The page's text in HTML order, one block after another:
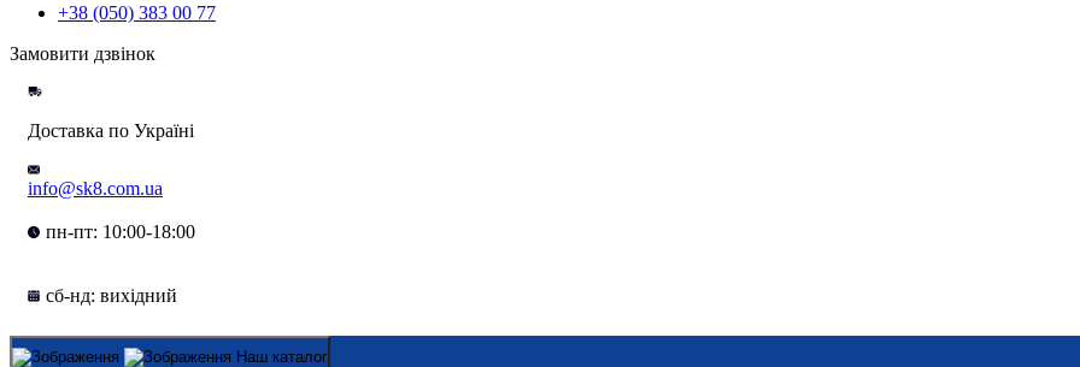
+38 (050) 383 00 77
Замовити дзвінок
Доставка по Україні
info@sk8.com.ua
пн-пт: 10:00-18:00
сб-нд: вихідний
Наш каталог